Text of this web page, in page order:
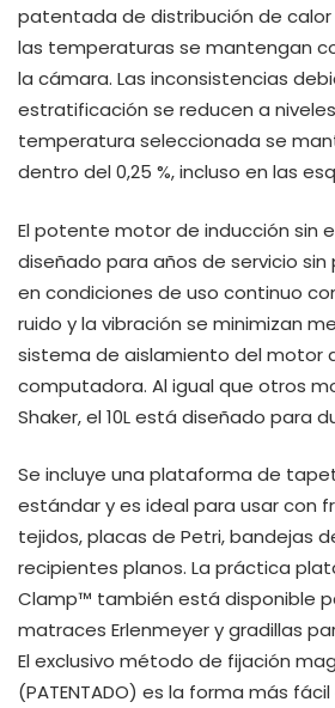
patentada de distribución de
las temperaturas se mantengan
la cámara. Las inconsistencias
estratificación se reducen a
temperatura seleccionada se
dentro del 0,25 %, incluso en las
El potente motor de inducción sin
diseñado para años de servicio sin
en condiciones de uso continuo
ruido y la vibración se minimizan
sistema de aislamiento del motor
computadora. Al igual que otros
Shaker, el 10L está diseñado para
Se incluye una plataforma de
estándar y es ideal para usar con
tejidos, placas de Petri, bandejas
recipientes planos. La práctica
Clamp™ también está disponible
matraces Erlenmeyer y gradillas
El exclusivo método de fijación
(PATENTADO) es la forma más